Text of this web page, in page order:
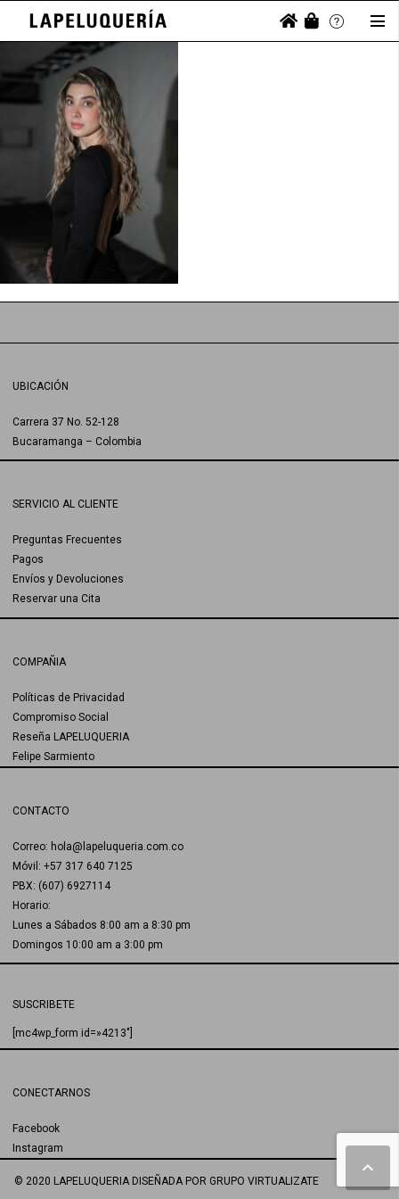
UBICACIÓN
Carrera 37 No. 52-128
Bucaramanga – Colombia
SERVICIO AL CLIENTE
Preguntas Frecuentes
Pagos
Envíos y Devoluciones
Reservar una Cita
COMPAÑIA
Políticas de Privacidad
Compromiso Social
Reseña LAPELUQUERIA
Felipe Sarmiento
CONTACTO
Correo: hola@lapeluqueria.com.co
Móvil: +57 317 640 7125
PBX: (607) 6927114
Horario:
Lunes a Sábados 8:00 am a 8:30 pm
Domingos 10:00 am a 3:00 pm
SUSCRIBETE
[mc4wp_form id=»4213″]
CONECTARNOS
Facebook
Instagram
© 2020 LAPELUQUERIA DISEÑADA POR GRUPO VIRTUALIZATE